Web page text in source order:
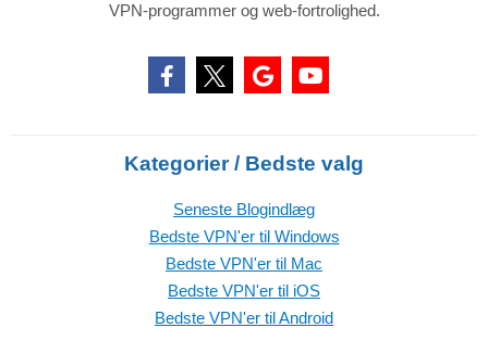
VPN-programmer og web-fortrolighed.
Kategorier / Bedste valg
Seneste Blogindlæg
Bedste VPN'er til Windows
Bedste VPN'er til Mac
Bedste VPN'er til iOS
Bedste VPN'er til Android